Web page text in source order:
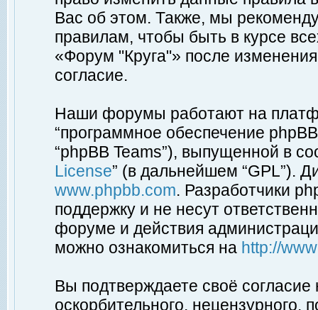
Вас об этом. Также, мы
правилам, чтобы быть в курсе
«Форум "Круга"» после
согласие.
Наши форумы работают на
“программное обеспечение
“phpBB Teams”), выпущенной в
License” (в дальнейшем “GPL”).
www.phpbb.com. Разработчики
поддержку и не несут
форуме и действия
можно ознакомиться на http://
Вы подтверждаете своё
оскорбительного, нецензурного,